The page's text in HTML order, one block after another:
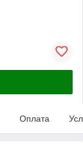
Оплата